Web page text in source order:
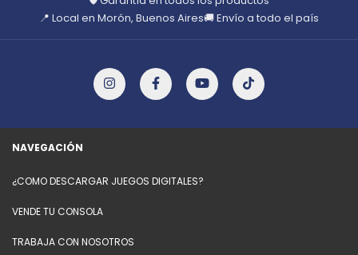
📍 Local en Morón, Buenos Aires🚚 Envío a todo el país
NAVEGACIÓN
¿COMO DESCARGAR JUEGOS DIGITALES?
VENDE TU CONSOLA
TRABAJA CON NOSOTROS